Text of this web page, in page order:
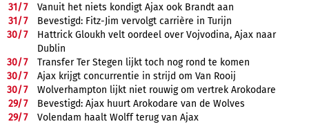
31/7
Vanuit het niets kondigt Ajax ook Brandt aan
31/7
Bevestigd: Fitz-Jim vervolgt carrière in Turijn
30/7
Hattrick Gloukh velt oordeel over Vojvodina, Ajax naar
Dublin
30/7
Transfer Ter Stegen lijkt toch nog rond te komen
30/7
Ajax krijgt concurrentie in strijd om Van Rooij
30/7
Wolverhampton lijkt niet rouwig om vertrek Arokodare
29/7
Bevestigd: Ajax huurt Arokodare van de Wolves
29/7
Volendam haalt Wolff terug van Ajax